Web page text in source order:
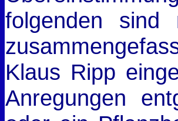
folgenden sind
Klaus Ripp
Anregungen